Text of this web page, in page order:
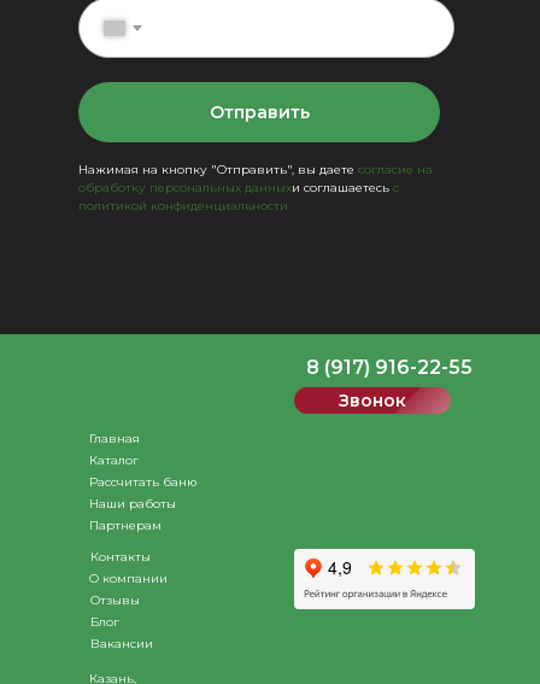
Отправить
Нажимая на кнопку "Отправить", вы даете согласие на
обработку персональных данныхи соглашаетесь c
политикой конфиденциальности
Казань,
Контакты
О компании
Отзывы
Вакансии
Блог
Рассчитать баню
Партнерам
Наши работы
Каталог
Главная
Звонок
8 (917) 916-22-55